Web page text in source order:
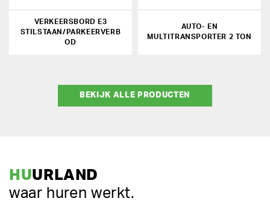
VERKEERSBORD E3
STILSTAAN/PARKEERVERB
OD
AUTO- EN
MULTITRANSPORTER 2 TON
BEKIJK ALLE PRODUCTEN
HUURLAND
waar huren werkt.